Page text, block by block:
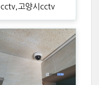
cctv,고양시cctv